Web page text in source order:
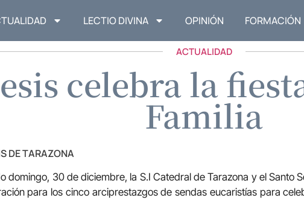
LECTIO DIVINA OPINIÓN FORMACIÓN
ACTUALIDAD
celebra la
Familia
DE TARAZONA
domingo, 30 de diciembre, la S.I Catedral de Tarazona y el Santo
para los cinco arciprestazgos de sendas eucaristías para